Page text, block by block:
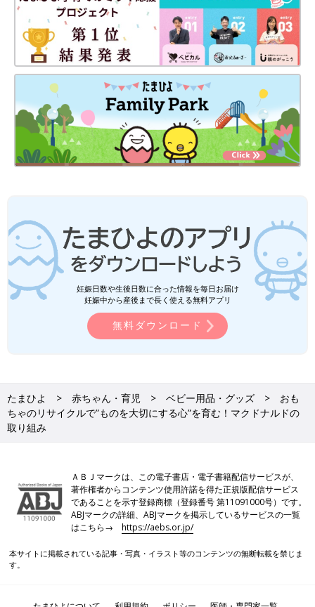
妊娠日数や生後日数に合った情報を毎日お届け
妊娠中から産後まで長く使える無料アプリ
無料ダウンロード
たまひよ 赤ちゃん・育児 ベビー用品・グッズ
おも
ちゃのリサイクルで”ものを大切にする心”を育む！マクドナルドの
取り組み
ＡＢＪマークは、この電子書店・電子書籍配信サービスが、
著作権者からコンテンツ使用許諾を得た正規版配信サービス
であることを示す登録商標（登録番号 第11091000号）です。
ABJマークの詳細、ABJマークを掲示しているサービスの一覧
はこちら→https://aebs.or.jp/
本サイトに掲載されている記事・写真・イラスト等のコンテンツの無断転載を禁じま
す。